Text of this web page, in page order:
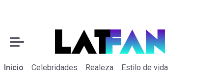
Inicio Celebridades Realeza Estilo de vida